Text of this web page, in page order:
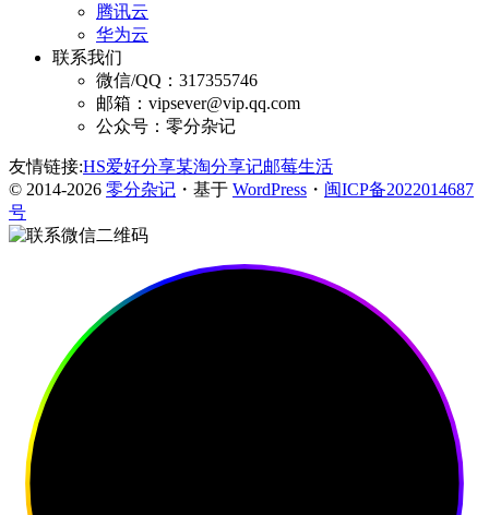
腾讯云
华为云
联系我们
微信/QQ：317355746
邮箱：vipsever@vip.qq.com
公众号：零分杂记
友情链接:HS爱好分享某淘分享记邮莓生活
© 2014-2026 零分杂记 ・基于 WordPress ・ 闽ICP备2022014687
号